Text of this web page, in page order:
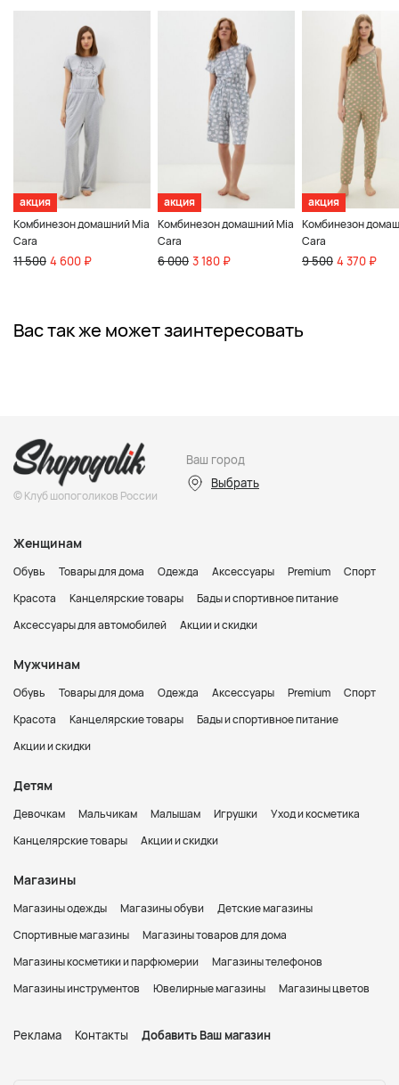
акция
Комбинезон домашний Mia
Cara
11 500 4 600 ₽
акция
Комбинезон домашний Mia
Cara
6 000 3 180 ₽
акция
Комбинезон
Cara
9 500 4 370 ₽
Вас так же может заинтересовать
© Клуб шопоголиков России
Ваш город
Выбрать
Женщинам
Обувь Товары для дома Одежда Аксессуары Premium
Спорт
Красота
Канцелярские товары
Бады и спортивное питание
Аксессуары для автомобилей
Акции и скидки
Мужчинам
Обувь Товары для дома Одежда Аксессуары Premium
Спорт
Красота
Канцелярские товары
Бады и спортивное питание
Акции и скидки
Детям
Девочкам Мальчикам Малышам Игрушки
Уход и косметика
Канцелярские товары
Акции и скидки
Магазины
Магазины одежды Магазины обуви
Детские магазины
Спортивные магазины
Магазины товаров для дома
Магазины косметики и парфюмерии
Магазины телефонов
Магазины инструментов
Ювелирные магазины Магазины цветов
Реклама Контакты Добавить Ваш магазин